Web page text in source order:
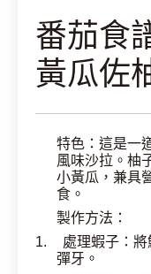
番茄食
黃瓜佐
特色：這是一
風味沙拉。柚
小黃瓜，兼具
食。
製作方法：
1.
處理蝦子：
彈牙。